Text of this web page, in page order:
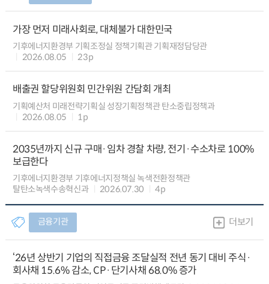
가장 먼저 미래사회로, 대체불가 대한민국
기후에너지환경부 기획조정실 정책기획관 기획재정담당관
2026.08.05
23p
배출권 할당위원회 민간위원 간담회 개최
기획예산처 미래전략기획실 성장기획정책관 탄소중립정책과
2026.08.05
1p
2035년까지 신규 구매·임차 경찰 차량, 전기·수소차로 100%
보급한다
기후에너지환경부 기후에너지정책실 녹색전환정책관
탈탄소녹색수송혁신과
2026.07.30 4p
금융기관 더보기
‘26년 상반기 기업의 직접금융 조달실적 전년 동기 대비 주식·
회사채 15.6% 감소, CP·단기사채 68.0% 증가